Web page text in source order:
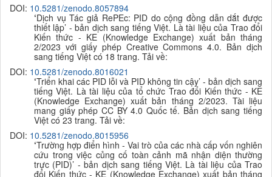
DOI: 10.5281/zenodo.8057894
‘Dịch vụ Tác giả RePEc: PID do cộng đồng dẫn dắt được
thiết lập’ - bản dịch sang tiếng Việt. Là tài liệu của Trao đổi
Kiến thức - KE (Knowledge Exchange) xuất bản tháng
2/2023 với giấy phép Creative Commons 4.0. Bản dịch
sang tiếng Việt có 18 trang. Tải về:
DOI: 10.5281/zenodo.8016021
‘Triển khai các PID lỗi và PID không tin cậy’ - bản dịch sang
tiếng Việt. Là tài liệu của tổ chức Trao đổi Kiến thức - KE
(Knowledge Exchange) xuất bản tháng 2/2023. Tài liệu
mang giấy phép CC BY 4.0 Quốc tế. Bản dịch sang tiếng
Việt có 23 trang. Tải về:
DOI: 10.5281/zenodo.8015956
‘Trường hợp điển hình - Vai trò của các nhà cấp vốn nghiên
cứu trong việc củng cố toàn cảnh mã nhận diện thường
trực (PID)’ - bản dịch sang tiếng Việt. Là tài liệu của Trao
đổi Kiến thức - KE (Knowledge Exchange) xuất bản tháng